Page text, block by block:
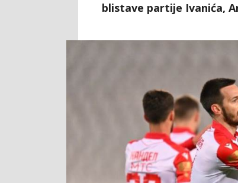
blistave partije Ivanića,